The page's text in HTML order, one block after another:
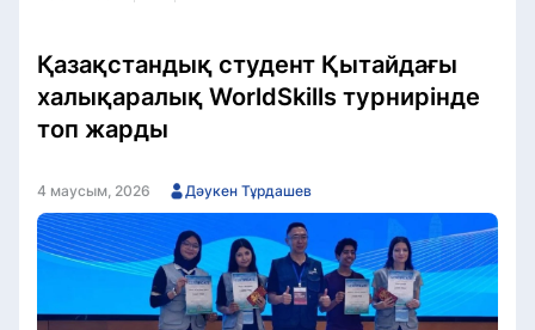
Қазақстандық студент Қытайдағы
халықаралық WorldSkills турнирінде
топ жарды
4 маусым, 2026 Дәукен Тұрдашев